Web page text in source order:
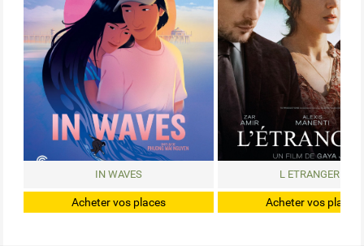
Acheter vos places
IN WAVES
Acheter vos places
L ETRANGERE